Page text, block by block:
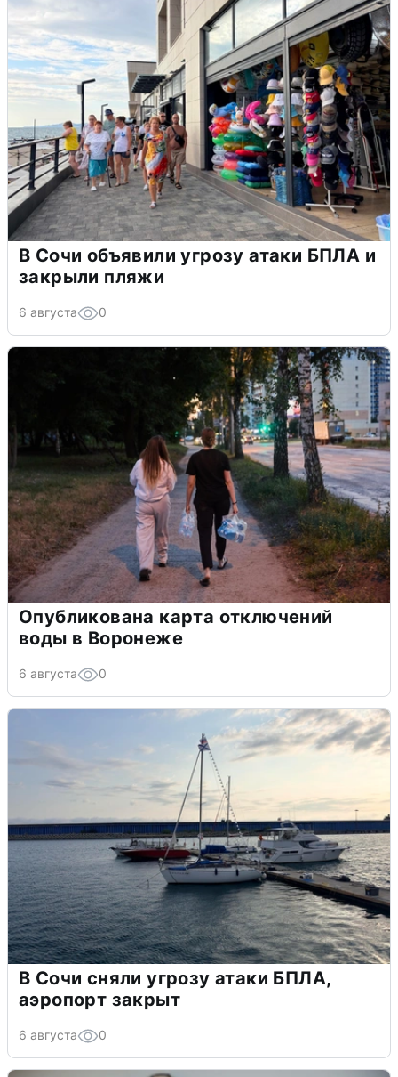
В Сочи объявили угрозу атаки БПЛА и
закрыли пляжи
6 августа 0
Опубликована карта отключений
воды в Воронеже
6 августа 0
В Сочи сняли угрозу атаки БПЛА,
аэропорт закрыт
6 августа 0